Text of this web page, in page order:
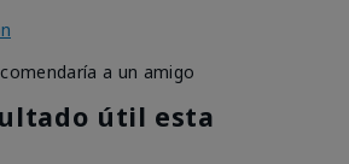
a un amigo
útil esta